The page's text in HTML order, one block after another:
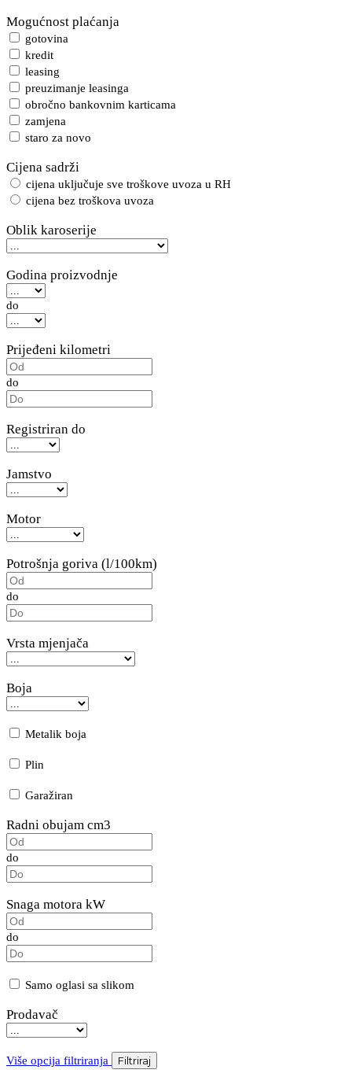
Mogućnost plaćanja
gotovina
kredit
leasing
preuzimanje leasinga
obročno bankovnim karticama
zamjena
staro za novo
Cijena sadrži
cijena uključuje sve troškove uvoza u RH
cijena bez troškova uvoza
Oblik karoserije
Godina proizvodnje
do
Prijeđeni kilometri
do
Registriran do
Jamstvo
Motor
Potrošnja goriva (l/100km)
do
Vrsta mjenjača
Boja
Metalik boja
Plin
Garažiran
Radni obujam cm3
do
Snaga motora kW
do
Samo oglasi sa slikom
Prodavač
Više opcija filtriranja Filtriraj